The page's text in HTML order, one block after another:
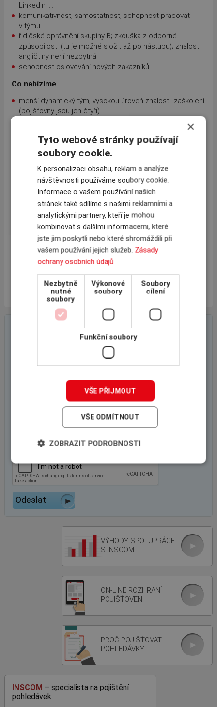
LinkedIn, ...
komunikativnost, samostatnost, schopnost pracovat
v týmu
řidičské oprávnění skupiny B; zkouška z odborné
způsobilosti (tu je možné složit až po nástupu); znalost
angličtiny není nezbytná
schopnost oslovování nových zákazníků
Co nabízíme
menší dynamický tým, vysokou úroveň znalostí; zaškolení
(pojišťovny jsou jen čtyři)
komunikaci s pojišťovnami s globálním přesahem
výběr produktu od více pojišťoven
fixní mzda, plus ohodnocení v závislosti na výkonu;
flexibilní začátek a konec pracovní doby (fix 9-16 hodin)
možnost Home Office až 3 dny v týdnu, stravenkový
paušál,
5 týdnů dovolené, možnost kariérního růstu
služební auto, notebook (+profi domácí monitor), mobilní
telefon, s profesionální náhlavní soupravou,
3měsíční zkušební dobu, kancelář blízko metra Flora,
nástup možný ihned
v oblasti pojištění pohledávek, zašlete nám, prosím, Váš
životopis natomas.jandera@inscom.cz
On-line poptávkový formulář
VÝHODY SPOLUPRÁCE
S INSCOM
ON-LINE ROZHRANÍ
POJIŠŤOVEN
PROČ POJIŠŤOVAT
POHLEDÁVKY
INSCOM – specialista na pojištění
pohledávek
×
Tyto webové stránky používají
soubory cookie.
K personalizaci obsahu, reklam a analýze
návštěvnosti používáme soubory cookie.
Informace o vašem používání našich
stránek také sdílíme s našimi reklamními a
analytickými partnery, kteří je mohou
kombinovat s dalšími informacemi, které
jste jim poskytli nebo které shromáždili při
vašem používání jejich služeb. Zásady
ochrany osobních údajů
Nezbytně
nutné
soubory
Výkonové
soubory
Soubory
cílení
Funkční soubory
VŠE PŘIJMOUT
VŠE ODMÍTNOUT
ZOBRAZIT PODROBNOSTI